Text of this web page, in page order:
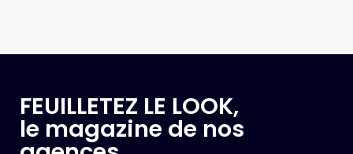
FEUILLETEZ LE LOOK,
le magazine de nos